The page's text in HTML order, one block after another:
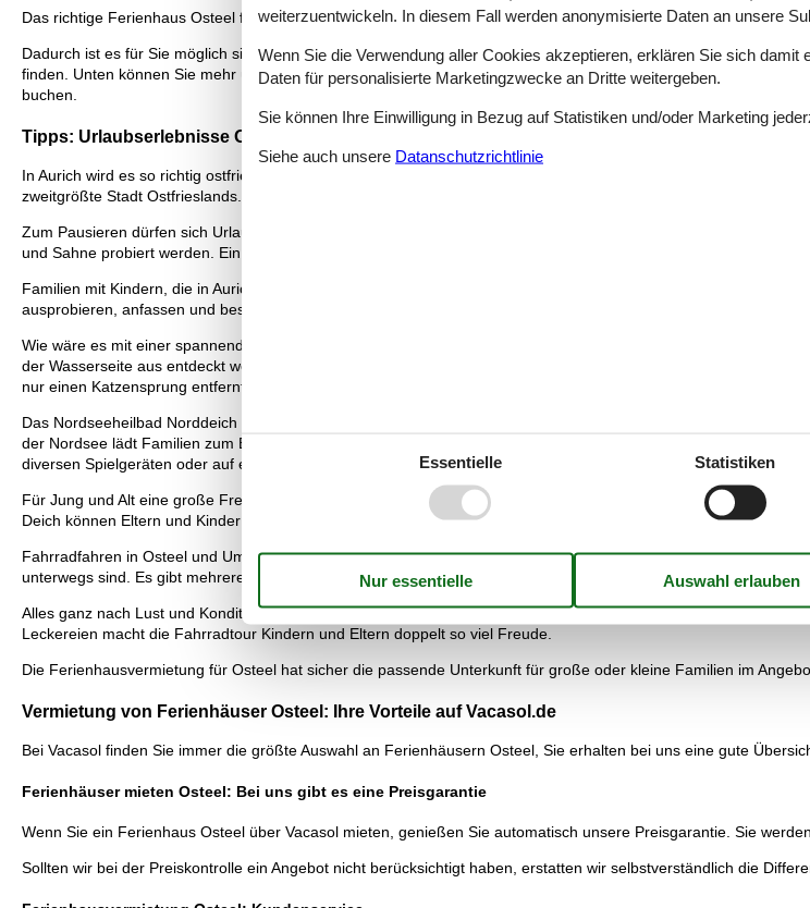
Das richtige Ferienhaus Osteel finden Sie leicht auf Vacasol, da wir immer die größte gesammelte Auswahl an
Dadurch ist es für Sie möglich sich einen Überblick über alle Möglichkeiten zu verschaffen. So können Sie sich
finden. Unten können Sie mehr über die Urlaubserlebnisse Osteel lesen, auf die Sie sich freuen können, und
buchen.
Tipps: Urlaubserlebnisse Osteel
In Aurich wird es so richtig ostfriesisch. Daher darf die Stadt sich auch "heimliche Stadt von Ostfriesland"
zweitgrößte Stadt Ostfrieslands. In der lebendigen Fußgängerzone lässt es sich wunderbar bummeln und shoppen.
Zum Pausieren dürfen sich Urlauber aus der Gegend in einem der vielen gemütlichen Cafés niederlassen. Dort
und Sahne probiert werden. Ein ostfriesisches Highlight.
Familien mit Kindern, die in Aurich unterwegs sind, sollten nach dem Päuschen unbedingt dem
ausprobieren, anfassen und bestaunen.
Wie wäre es mit einer spannenden Schifffahrt? Direkt vom Auricher Hafen starten Fahrgastschiffe. Auf einem
der Wasserseite aus entdeckt werden. Ein attraktives Urlaubserlebnis. Wahrscheinlich sind die Aktivitäten in
nur einen Katzensprung entfernt.
Das Nordseeheilbad Norddeich liegt nur knappe 15 Kilometer von den Ferienhäusern in Osteel entfernt. Hier
der Nordsee lädt Familien zum Baden, Sandburgenbauen und zum Entspannen ein. Strandkörbe stehen zum
diversen Spielgeräten oder auf einem Beachvolleyballfeld austoben können.
Für Jung und Alt eine große Freude in frischer Nordseebrise. Wenn kein Badewetter ist und der Wind so
Deich können Eltern und Kinder ihre Drachen steigen lassen und sich an den Gefährten in der Luft erfreuen.
Fahrradfahren in Osteel und Umgebung macht Spaß. Die Fahrradwege sind asphaltiert und da das Land flach
unterwegs sind. Es gibt mehrere Routen, von einer halben Stunde bis zu einer Ganztagesradtour. Viele Wege
Alles ganz nach Lust und Kondition. Für Feriengäste in einem Ferienhaus in Osteel, ist es ein Leichtes, einen
Leckereien macht die Fahrradtour Kindern und Eltern doppelt so viel Freude.
Die Ferienhausvermietung für Osteel hat sicher die passende Unterkunft für große oder kleine Familien im
Vermietung von Ferienhäuser Osteel: Ihre Vorteile auf Vacasol.de
Bei Vacasol finden Sie immer die größte Auswahl an Ferienhäusern Osteel, Sie erhalten bei uns eine gute
Ferienhäuser mieten Osteel: Bei uns gibt es eine Preisgarantie
Wenn Sie ein Ferienhaus Osteel über Vacasol mieten, genießen Sie automatisch unsere Preisgarantie. Sie
Sollten wir bei der Preiskontrolle ein Angebot nicht berücksichtigt haben, erstatten wir selbstverständlich die
weiterzuentwickeln. In diesem Fall werden anonymisierte Daten an unsere
Wenn Sie die Verwendung aller Cookies akzeptieren, erklären Sie sich
Daten für personalisierte Marketingzwecke an Dritte weitergeben.
Sie können Ihre Einwilligung in Bezug auf Statistiken und/oder Marketing
Siehe auch unsere Datanschutzrichtlinie
Essentielle Statistiken